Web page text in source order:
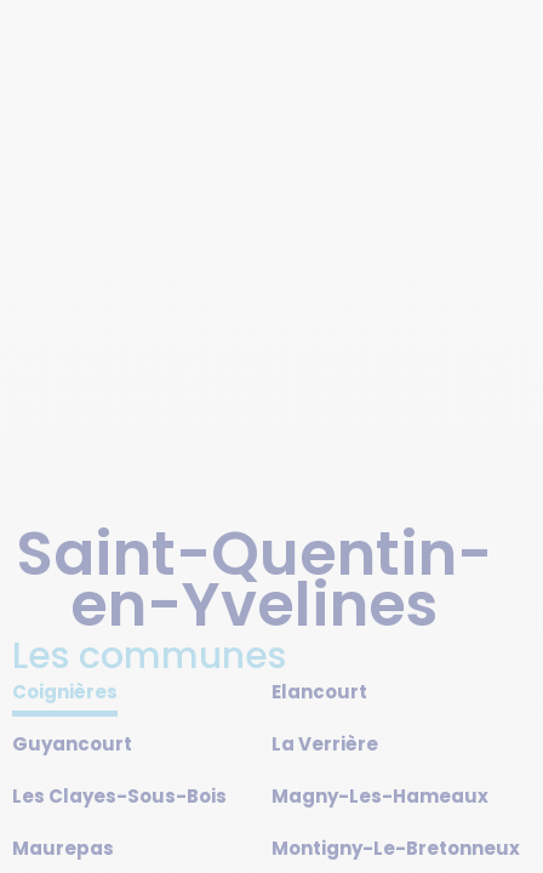
Saint-Quentin-
en-Yvelines
Les communes
Coignières Elancourt
Guyancourt La Verrière
Les Clayes-Sous-Bois Magny-Les-Hameaux
Maurepas Montigny-Le-Bretonneux